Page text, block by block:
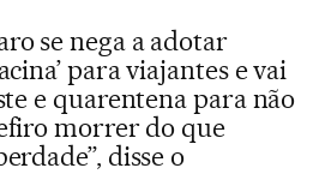
se nega a adotar
para viajantes e vai
e quarentena para não
morrer do que
disse o